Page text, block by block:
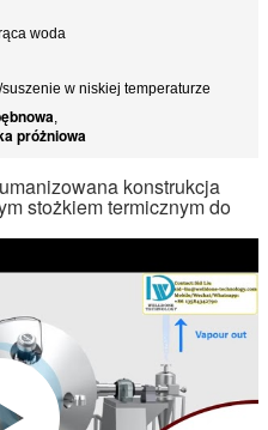
woda
w niskiej temperaturze
,
próżniowa
konstrukcja
stożkiem termicznym do